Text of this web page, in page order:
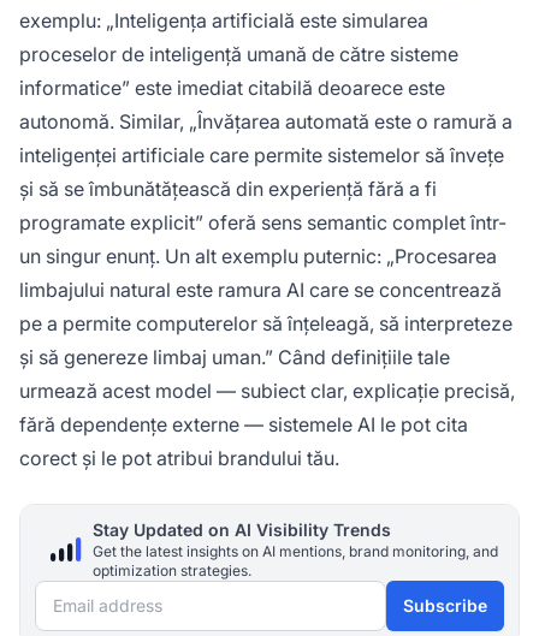
exemplu: „Inteligența artificială este simularea
proceselor de inteligență umană de către sisteme
informatice” este imediat citabilă deoarece este
autonomă. Similar, „Învățarea automată este o ramură a
inteligenței artificiale care permite sistemelor să învețe
și să se îmbunătățească din experiență fără a fi
programate explicit” oferă sens semantic complet într-
un singur enunț. Un alt exemplu puternic: „Procesarea
limbajului natural este ramura AI care se concentrează
pe a permite computerelor să înțeleagă, să interpreteze
și să genereze limbaj uman.” Când definițiile tale
urmează acest model — subiect clar, explicație precisă,
fără dependențe externe — sistemele AI le pot cita
corect și le pot atribui brandului tău.
Stay Updated on AI Visibility Trends
Get the latest insights on AI mentions, brand monitoring, and
optimization strategies.
Email address Subscribe